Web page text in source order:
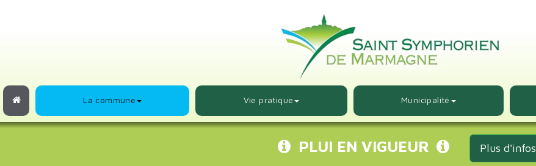
La commune Vie pratique Municipalité
PLUI EN VIGUEUR Plus d'infos